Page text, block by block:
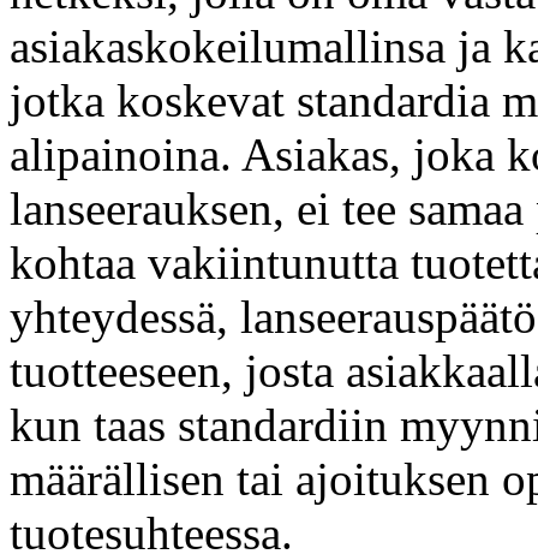
asiakaskokeilumallinsa ja
jotka koskevat standardia
alipainoina. Asiakas, joka
lanseerauksen, ei tee
kohtaa vakiintunutta
yhteydessä,
tuotteeseen, josta
kun taas standardiin
määrällisen tai ajoituksen
tuotesuhteessa.